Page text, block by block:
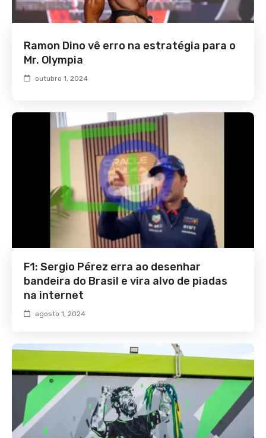
Ramon Dino vê erro na estratégia para o
Mr. Olympia
outubro 1, 2024
F1: Sergio Pérez erra ao desenhar
bandeira do Brasil e vira alvo de piadas
na internet
agosto 1, 2024